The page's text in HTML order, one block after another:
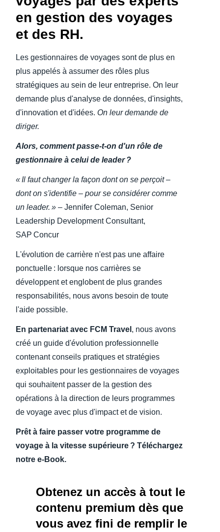
en gestion des voyages
et des RH.
Les gestionnaires de voyages sont de plus en
plus appelés à assumer des rôles plus
stratégiques au sein de leur entreprise. On leur
demande plus d'analyse de données, d'insights,
d'innovation et d'idées. On leur demande de
diriger.
Alors, comment passe-t-on d'un rôle de
gestionnaire à celui de leader ?
« Il faut changer la façon dont on se perçoit –
dont on s'identifie – pour se considérer comme
un leader. » – Jennifer Coleman, Senior
Leadership Development Consultant,
SAP Concur
L'évolution de carrière n'est pas une affaire
ponctuelle : lorsque nos carrières se
développent et englobent de plus grandes
responsabilités, nous avons besoin de toute
l'aide possible.
En partenariat avec FCM Travel , nous avons
créé un guide d'évolution professionnelle
contenant conseils pratiques et stratégies
exploitables pour les gestionnaires de voyages
qui souhaitent passer de la gestion des
opérations à la direction de leurs programmes
de voyage avec plus d'impact et de vision.
Prêt à faire passer votre programme de
voyage à la vitesse supérieure ? Téléchargez
notre e-Book.
Obtenez un accès à tout le
contenu premium dès que
vous avez fini de remplir le